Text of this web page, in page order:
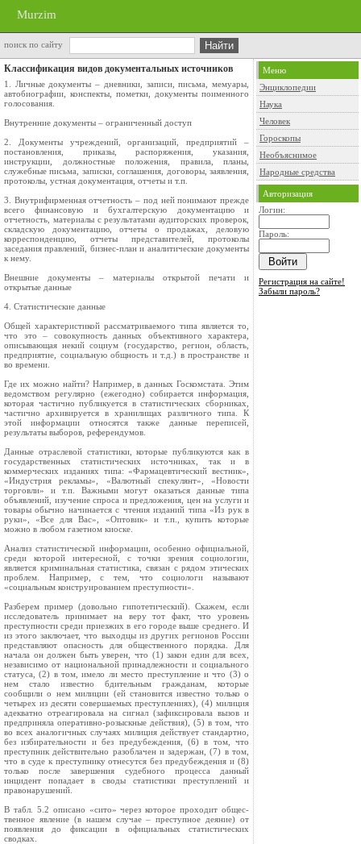
Murzim
поиск по сайту
Классификация видов документальных источников
1. Личные документы – дневники, записи, письма, мемуары,
автобиографии, конспекты, пометки, документы поименного
голо­сования.
Внутренние документы – ограниченный доступ
2. Документы учреждений, организаций, предприятий –
постановления, приказы, распоряжения, указания,
инструкции, должнос­тные положения, правила, планы,
служебные письма, записки, соглашения, договоры, заявления,
протоколы, устная документация, отчеты и т.п.
3. Внутрифирменная отчетность – под ней понимают прежде
всего финансовую и бухгалтерскую документацию и
отчетность, материалы с результатами аудиторских проверок,
складскую до­кумен­тацию, отчеты о продажах, деловую
корреспонденцию, отчеты представителей, протоколы
заседания правлений, бизнес-план и ана­литические документы
к нему.
Внешние документы – материалы открытой печати и
открытые данные
4. Статистические данные
Общей характеристикой рассматриваемого типа является то,
что это – совокупность данных объективного характера,
описы­вающая некий социум (государство, регион, область,
предприятие, социальную общность и т.д.) в пространстве и
во времени.
Где их можно найти? Например, в данных Госкомстата. Этим
ведомством регулярно (ежегодно) собирается информация,
которая частично публикуется в статистических сборниках,
частично архивируется в хранилищах различного типа. К
этой информации относятся также данные переписей,
результаты выборов, референ­думов.
Данные отраслевой статистики, которые публикуются как в
государственных статистических источниках, так и в
коммерческих изданиях типа: «Фармацевтический вестник»,
«Индустрия рекламы», «Валютный спекулянт», «Новости
торговли» и т.п. Важными могут оказаться данные типа
объявлений, изучение спроса и предложения, цен на услуги и
товары обычно начинается с чтения изданий типа «Из рук в
руки», «Все для Вас», «Оптовик» и т.п., купить которые
можно в любом газетном киоске.
Анализ статистической информации, особенно официальной,
среди которой интересной, с точки зрения социологии,
является криминальная статистика, связан с рядом этических
проблем. Например, с тем, что социологи называют
«социальным конструиро­ва­нием преступности».
Разберем пример (довольно гипотетический). Скажем, если
исследователь принимает на веру тот факт, что уровень
преступности среди приезжих в его городе выше среднего. И
из этого заключает, что выходцы из других регионов России
представляют опасность для общественного порядка. Для
начала он должен быть уверен, что (1) закон един для всех,
независимо от национальной принадлежности и социального
статуса, (2) в том, имело ли место преступление и что (3) о
нем стало известно бдительным гражданам, которые
сообщили о нем милиции (ей становится известно только о
четырех из десяти совершаемых преступлениях), (4) милиция
адекватно отреагировала на сигнал (зафиксировала вызов и
предприняла оперативно-розыскные дейс­твия), (5) в том, что
во всех аналогичных случаях милиция действует стандартно,
без избирательности и без предубеждения, (6) в том, что
преступник действительно разоблачен и задержан, (7) в том,
что в суде к преступнику отнесутся без предубеждения и (8)
только после завершения судебного процесса данный
инцидент попадает в своды статистики преступлений и
правонарушений.
В табл. 5.2 описано «сито» через которое проходит общес­
твенное явление (в нашем случае – преступное деяние) от
появления до фиксации в официальных статистических
сводках.
Меню
Энциклопедии
Наука
Человек
Гороскопы
Необъяснимое
Народные средства
Авторизация
Логин:
Пароль:
Регистрация на сайте!
Забыли пароль?